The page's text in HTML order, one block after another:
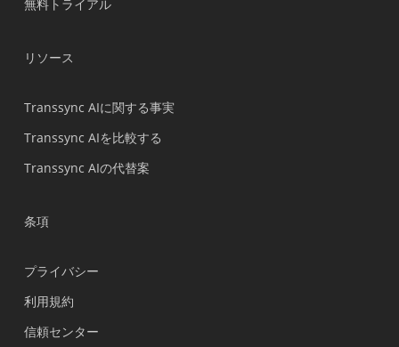
無料トライアル
リソース
Transsync AIに関する事実
Transsync AIを比較する
Transsync AIの代替案
条項
プライバシー
利用規約
信頼センター